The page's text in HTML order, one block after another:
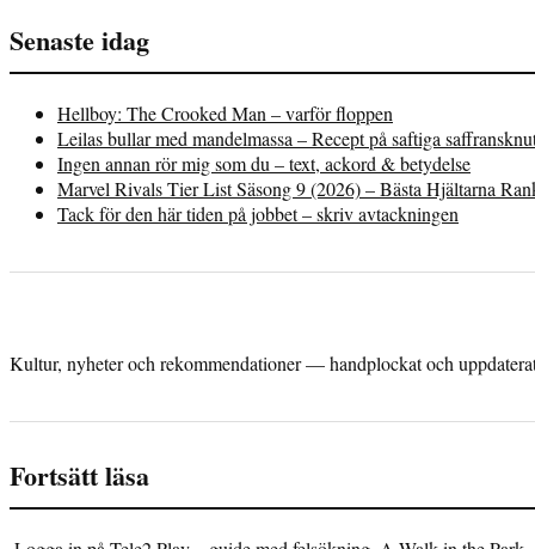
Senaste idag
Hellboy: The Crooked Man – varför floppen
Leilas bullar med mandelmassa – Recept på saftiga
Ingen annan rör mig som du – text, ackord & betydelse
Marvel Rivals Tier List Säsong 9 (2026) – Bästa Hjältarna
Tack för den här tiden på jobbet – skriv avtackningen
Kultur, nyheter och rekommendationer — handplockat och
Fortsätt läsa